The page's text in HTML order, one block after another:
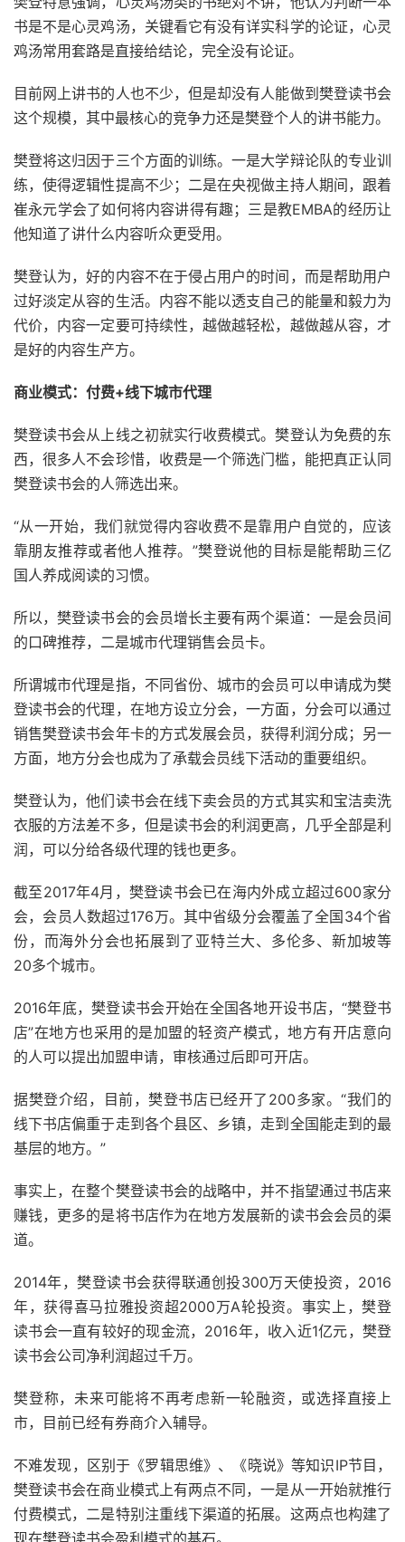
书是不是心灵鸡汤，关键看它有没有详实科学的论证，心灵
鸡汤常用套路是直接给结论，完全没有论证。
目前网上讲书的人也不少，但是却没有人能做到樊登读书会
这个规模，其中最核心的竞争力还是樊登个人的讲书能力。
樊登将这归因于三个方面的训练。一是大学辩论队的专业训
练，使得逻辑性提高不少；二是在央视做主持人期间，跟着
崔永元学会了如何将内容讲得有趣；三是教EMBA的经历让
他知道了讲什么内容听众更受用。
樊登认为，好的内容不在于侵占用户的时间，而是帮助用户
过好淡定从容的生活。内容不能以透支自己的能量和毅力为
代价，内容一定要可持续性，越做越轻松，越做越从容，才
是好的内容生产方。
商业模式：付费+线下城市代理
樊登读书会从上线之初就实行收费模式。樊登认为免费的东
西，很多人不会珍惜，收费是一个筛选门槛，能把真正认同
樊登读书会的人筛选出来。
“从一开始，我们就觉得内容收费不是靠用户自觉的，应该
靠朋友推荐或者他人推荐。”樊登说他的目标是能帮助三亿
国人养成阅读的习惯。
所以，樊登读书会的会员增长主要有两个渠道：一是会员间
的口碑推荐，二是城市代理销售会员卡。
所谓城市代理是指，不同省份、城市的会员可以申请成为樊
登读书会的代理，在地方设立分会，一方面，分会可以通过
销售樊登读书会年卡的方式发展会员，获得利润分成；另一
方面，地方分会也成为了承载会员线下活动的重要组织。
樊登认为，他们读书会在线下卖会员的方式其实和宝洁卖洗
衣服的方法差不多，但是读书会的利润更高，几乎全部是利
润，可以分给各级代理的钱也更多。
截至2017年4月，樊登读书会已在海内外成立超过600家分
会，会员人数超过176万。其中省级分会覆盖了全国34个省
份，而海外分会也拓展到了亚特兰大、多伦多、新加坡等
20多个城市。
2016年底，樊登读书会开始在全国各地开设书店，“樊登书
店”在地方也采用的是加盟的轻资产模式，地方有开店意向
的人可以提出加盟申请，审核通过后即可开店。
据樊登介绍，目前，樊登书店已经开了200多家。“我们的
线下书店偏重于走到各个县区、乡镇，走到全国能走到的最
基层的地方。”
事实上，在整个樊登读书会的战略中，并不指望通过书店来
赚钱，更多的是将书店作为在地方发展新的读书会会员的渠
道。
2014年，樊登读书会获得联通创投300万天使投资，2016
年，获得喜马拉雅投资超2000万A轮投资。事实上，樊登
读书会一直有较好的现金流，2016年，收入近1亿元，樊登
读书会公司净利润超过千万。
樊登称，未来可能将不再考虑新一轮融资，或选择直接上
市，目前已经有券商介入辅导。
不难发现，区别于《罗辑思维》、《晓说》等知识IP节目，
樊登读书会在商业模式上有两点不同，一是从一开始就推行
付费模式，二是特别注重线下渠道的拓展。这两点也构建了
现在樊登读书会盈利模式的基石。